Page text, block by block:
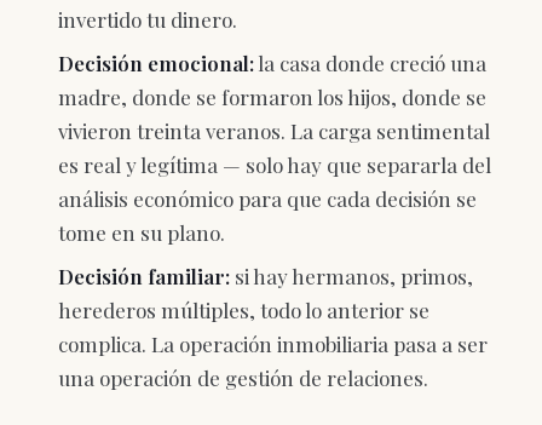
invertido tu dinero.
Decisión emocional:la casa donde creció una
madre, donde se formaron los hijos, donde se
vivieron treinta veranos. La carga sentimental
es real y legítima — solo hay que separarla del
análisis económico para que cada decisión se
tome en su plano.
Decisión familiar: si hay hermanos, primos,
herederos múltiples, todo lo anterior se
complica. La operación inmobiliaria pasa a ser
una operación de gestión de relaciones.